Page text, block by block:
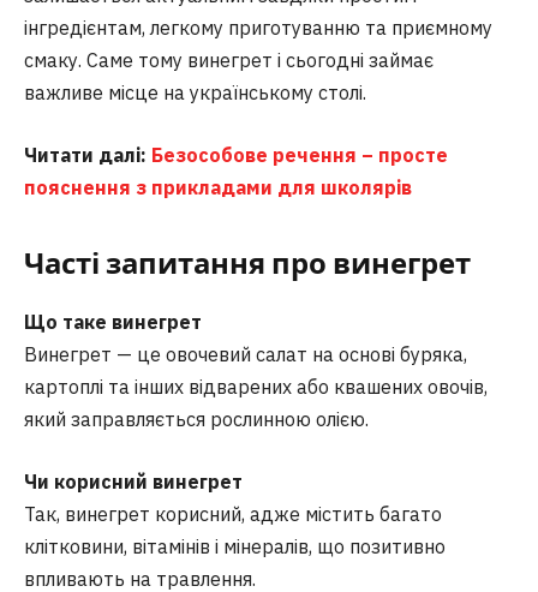
інгредієнтам, легкому приготуванню та приємному
смаку. Саме тому винегрет і сьогодні займає
важливе місце на українському столі.
Читати далі: Безособове речення – просте
пояснення з прикладами для школярів
Часті запитання про винегрет
Що таке винегрет
Винегрет — це овочевий салат на основі буряка,
картоплі та інших відварених або квашених овочів,
який заправляється рослинною олією.
Чи корисний винегрет
Так, винегрет корисний, адже містить багато
клітковини, вітамінів і мінералів, що позитивно
впливають на травлення.